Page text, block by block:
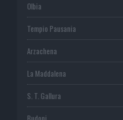
Olbia
Tempio Pausania
Arzachena
La Maddalena
S. T. Gallura